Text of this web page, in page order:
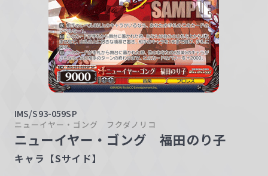
IMS/S93-059SP
ニューイヤー・ゴング フクダノリコ
ニューイヤー・ゴング 福田のり子
キャラ【Sサイド】